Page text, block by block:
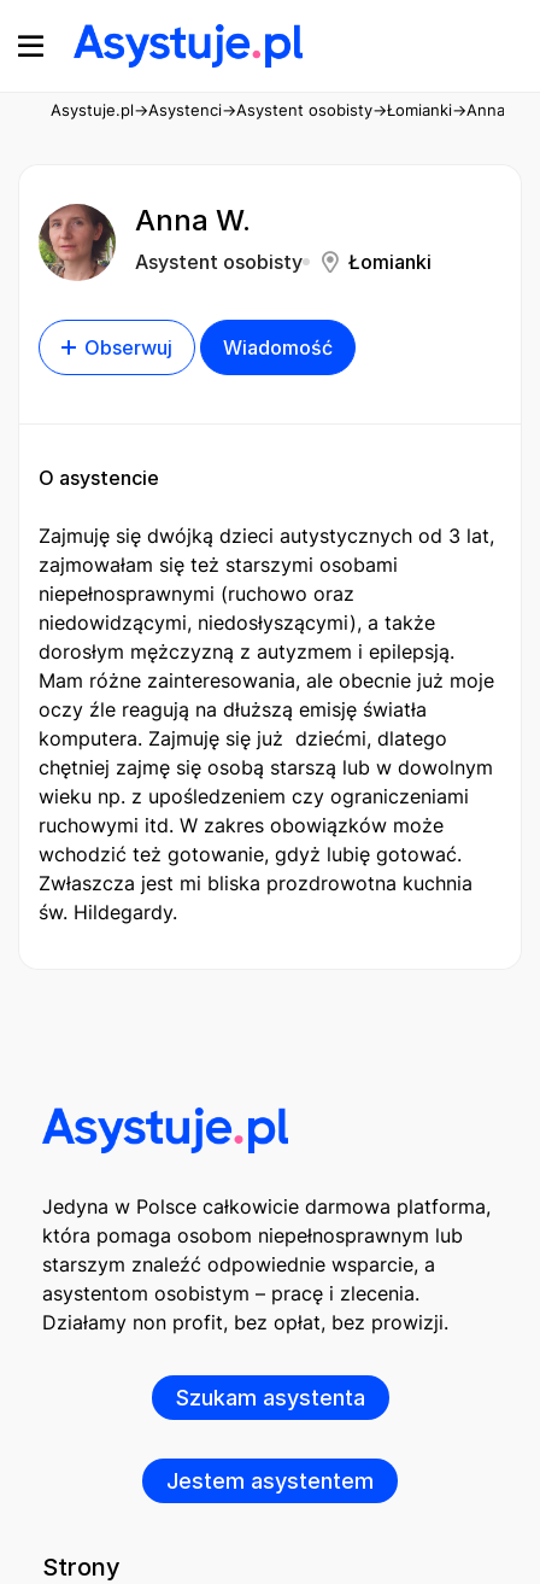
Asystuje.pl→Asystenci→Asystent osobisty→Łomianki→Anna W.
Anna W.
Asystent osobisty Łomianki
Obserwuj Wiadomość
O asystencie
Zajmuję się dwójką dzieci autystycznych od 3 lat,
zajmowałam się też starszymi osobami
niepełnosprawnymi (ruchowo oraz
niedowidzącymi, niedosłyszącymi), a także
dorosłym mężczyzną z autyzmem i epilepsją.
Mam różne zainteresowania, ale obecnie już moje
oczy źle reagują na dłuższą emisję światła
komputera. Zajmuję się już dziećmi, dlatego
chętniej zajmę się osobą starszą lub w dowolnym
wieku np. z upośledzeniem czy ograniczeniami
ruchowymi itd. W zakres obowiązków może
wchodzić też gotowanie, gdyż lubię gotować.
Zwłaszcza jest mi bliska prozdrowotna kuchnia
św. Hildegardy.
Jedyna w Polsce całkowicie darmowa platforma,
która pomaga osobom niepełnosprawnym lub
starszym znaleźć odpowiednie wsparcie, a
asystentom osobistym – pracę i zlecenia.
Działamy non profit, bez opłat, bez prowizji.
Szukam asystenta
Jestem asystentem
Strony